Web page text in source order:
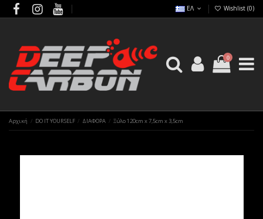
ΕΛ Wishlist (0)
0
Αρχική DO IT YOURSELF ΔΙΑΦΟΡΑ Ξύλο 120cm x 7,5cm x 3,5cm